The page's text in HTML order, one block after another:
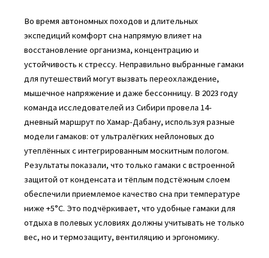
Во время автономных походов и длительных
экспедиций комфорт сна напрямую влияет на
восстановление организма, концентрацию и
устойчивость к стрессу. Неправильно выбранные гамаки
для путешествий могут вызвать переохлаждение,
мышечное напряжение и даже бессонницу. В 2023 году
команда исследователей из Сибири провела 14-
дневный маршрут по Хамар-Дабану, используя разные
модели гамаков: от ультралёгких нейлоновых до
утеплённых с интегрированным москитным пологом.
Результаты показали, что только гамаки с встроенной
защитой от конденсата и тёплым подстёжным слоем
обеспечили приемлемое качество сна при температуре
ниже +5°C. Это подчёркивает, что удобные гамаки для
отдыха в полевых условиях должны учитывать не только
вес, но и термозащиту, вентиляцию и эргономику.